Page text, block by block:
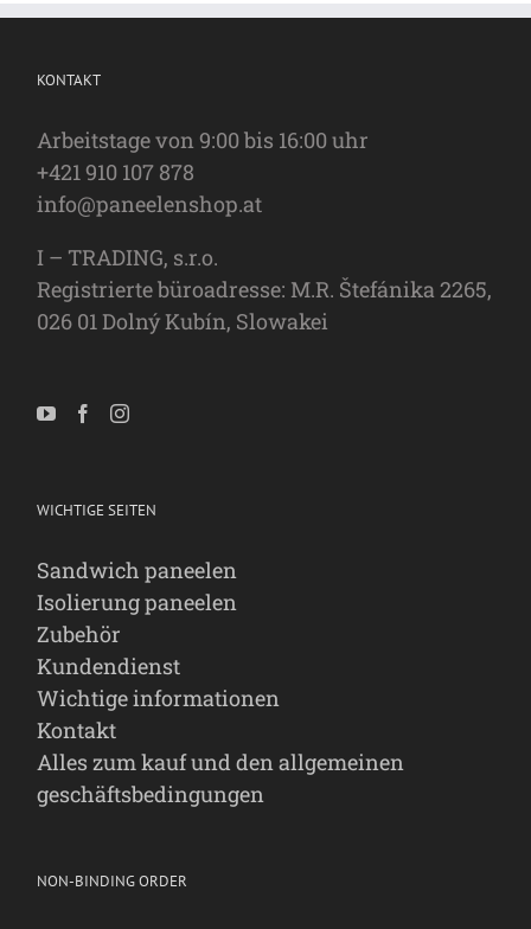
KONTAKT
Arbeitstage von 9:00 bis 16:00 uhr
+421 910 107 878
info@paneelenshop.at
I – TRADING, s.r.o.
Registrierte büroadresse: M.R. Štefánika 2265,
026 01 Dolný Kubín, Slowakei
WICHTIGE SEITEN
Sandwich paneelen
Isolierung paneelen
Zubehör
Kundendienst
Wichtige informationen
Kontakt
Alles zum kauf und den allgemeinen
geschäftsbedingungen
NON-BINDING ORDER